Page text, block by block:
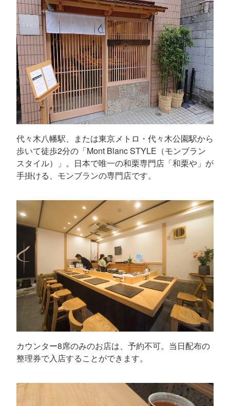
代々木八幡駅、または東京メトロ・代々木公園駅から
歩いて徒歩2分の「Mont Blanc STYLE（モンブラン
スタイル）」。日本で唯一の和栗専門店「和栗や」が
手掛ける、モンブランの専門店です。
カウンター8席のみのお店は、予約不可。当日配布の
整理券で入店することができます。